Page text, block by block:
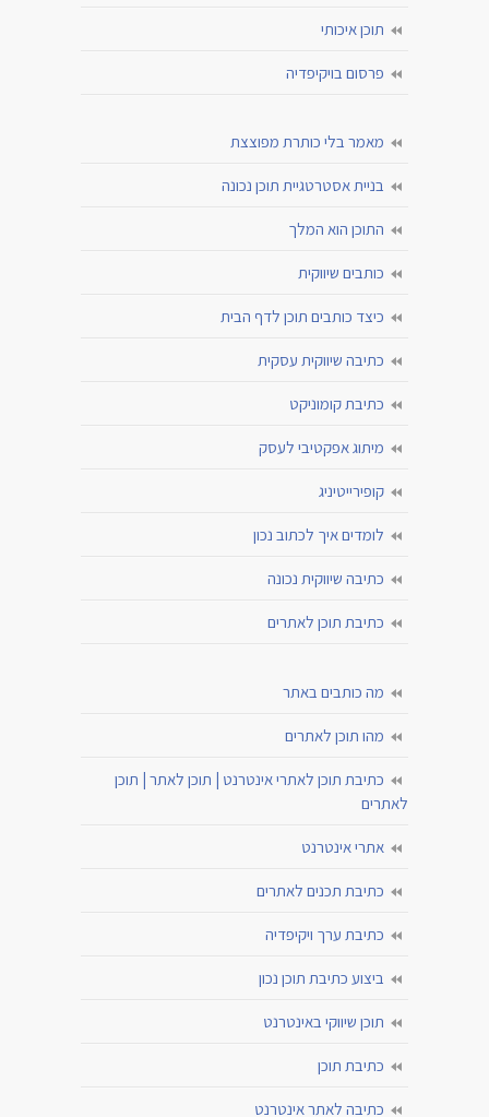
תוכן איכותי
פרסום בויקיפדיה
מאמר בלי כותרת מפוצצת
בניית אסטרטגיית תוכן נכונה
התוכן הוא המלך
כותבים שיווקית
כיצד כותבים תוכן לדף הבית
כתיבה שיווקית עסקית
כתיבת קומוניקט
מיתוג אפקטיבי לעסק
קופירייטיניג
לומדים איך לכתוב נכון
כתיבה שיווקית נכונה
כתיבת תוכן לאתרים
מה כותבים באתר
מהו תוכן לאתרים
כתיבת תוכן לאתרי אינטרנט | תוכן לאתר | תוכן
לאתרים
אתרי אינטרנט
כתיבת תכנים לאתרים
כתיבת ערך ויקיפדיה
ביצוע כתיבת תוכן נכון
תוכן שיווקי באינטרנט
כתיבת תוכן
כתיבה לאתר אינטרנט